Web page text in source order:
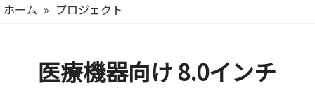
ホーム » プロジェクト
医療機器向け 8.0インチ